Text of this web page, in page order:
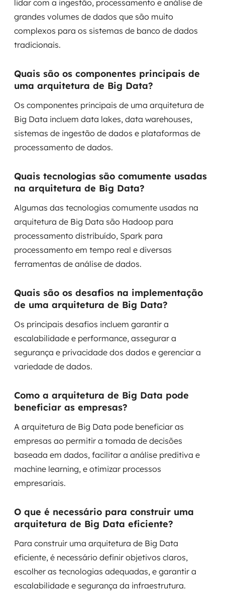
lidar com a ingestão, processamento e análise de
grandes volumes de dados que são muito
complexos para os sistemas de banco de dados
tradicionais.
Quais são os componentes principais de
uma arquitetura de Big Data?
Os componentes principais de uma arquitetura de
Big Data incluem data lakes, data warehouses,
sistemas de ingestão de dados e plataformas de
processamento de dados.
Quais tecnologias são comumente usadas
na arquitetura de Big Data?
Algumas das tecnologias comumente usadas na
arquitetura de Big Data são Hadoop para
processamento distribuído, Spark para
processamento em tempo real e diversas
ferramentas de análise de dados.
Quais são os desafios na implementação
de uma arquitetura de Big Data?
Os principais desafios incluem garantir a
escalabilidade e performance, assegurar a
segurança e privacidade dos dados e gerenciar a
variedade de dados.
Como a arquitetura de Big Data pode
beneficiar as empresas?
A arquitetura de Big Data pode beneficiar as
empresas ao permitir a tomada de decisões
baseada em dados, facilitar a análise preditiva e
machine learning, e otimizar processos
empresariais.
O que é necessário para construir uma
arquitetura de Big Data eficiente?
Para construir uma arquitetura de Big Data
eficiente, é necessário definir objetivos claros,
escolher as tecnologias adequadas, e garantir a
escalabilidade e segurança da infraestrutura.